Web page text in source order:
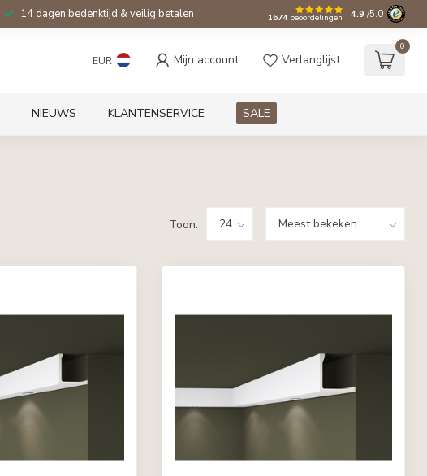
14 dagen bedenktijd & veilig betalen 1674beoordelingen 4.9 /5.0
EUR Mijn account Verlanglijst
0
NIEUWS KLANTENSERVICE SALE
Toon: